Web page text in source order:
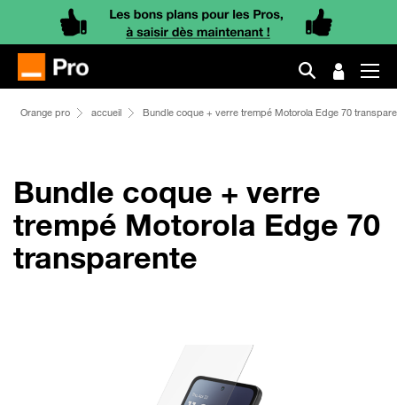
Orange pro accueil Bundle coque + verre trempé Motorola Edge 70
Bundle coque + verre
trempé Motorola Edge 70
transparente